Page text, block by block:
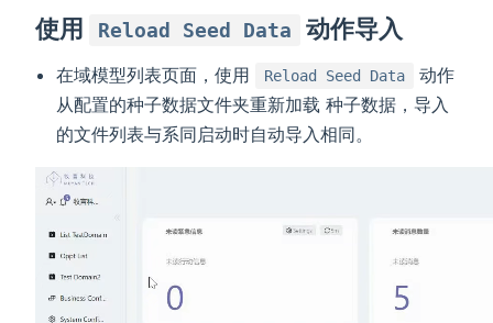
使用 Reload Seed Data 动作导入
在域模型列表页面，使用 Reload Seed Data
动作
从配置的种子数据文件夹重新加载 种子数据，导入
的文件列表与系同启动时自动导入相同。